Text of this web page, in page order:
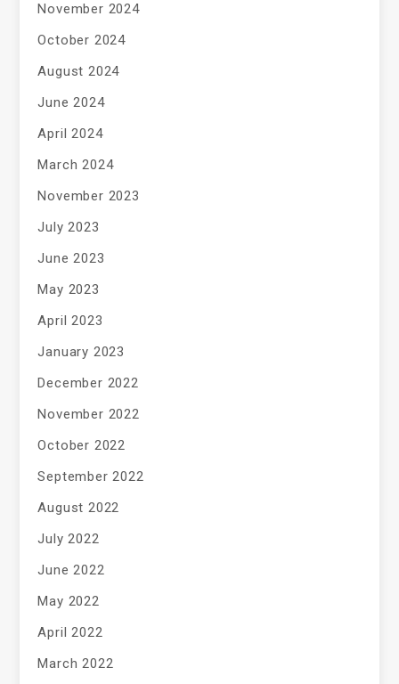
November 2024
October 2024
August 2024
June 2024
April 2024
March 2024
November 2023
July 2023
June 2023
May 2023
April 2023
January 2023
December 2022
November 2022
October 2022
September 2022
August 2022
July 2022
June 2022
May 2022
April 2022
March 2022